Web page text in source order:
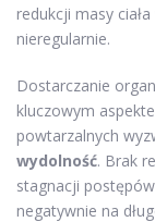
redukcji masy
nieregularnie.
Dostarczanie
kluczowym
powtarzalnych
wydolność. Brak
stagnacji
negatywnie na